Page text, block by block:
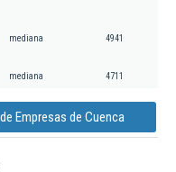
mediana 4941
mediana 4711
Empresas de Cuenca